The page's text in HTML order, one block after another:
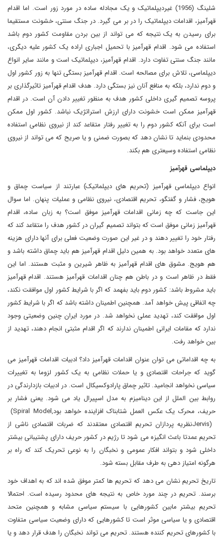
شلینگ (1956) غیردیپلماتیک و یک مجادله ساده در مورد زور است. اما اقدام
قهرآمیز، اقدامات دیپلماتیک را در بر می گیرد. در جنگ سنتی، خشونت مستقیما
برای رسیدن به یک نتیجه که می تواند از بین بردن مقاومت کشور دوم باشد
استفاده می شود. اقدام قهرآمیز با تحمیل اجباری اراده یک کشور علیه دیگری،
مانند جنگ سنتی تفاوت دارد. اقدام قهرآمیز، دیپلماتیک است و مانند سایر انواع
دیپلماسی، تلاش برای مصالحه است. اقدام قهرآمیز بستگی تنها به زور کشور اول
و دوم ندارد، بلکه به منافع آنان نیز بستگی دارد. هدف اقدام قهرآمیز تاثیرگذاری بر
پروسه تصمیم گیری داخلی کشور هدف به منظور تغییر دادن آن است. در اقدام
قهرآمیز ممکن است خشونت دارای ارزش استراتژیک نباشد. کشور اول ممکن
است برای آنکه کشور دوم را به تغییر رفتار متقاعد کند از نیروی نظامی استفاده
محدودی بنماید تا نشان دهد که بصورت ضمنی و یا صریح که می تواند از نیروی
نظامی استفاده وسیعتری هم بکند.
دیپلماسی قهرآمیز
انواع دیپلماسی قهرآمیز (تحریم های دیپلماتیک) عبارتند از سیاست چماق و
هویج، فشار و گفتگو، تحریم اقتصادی، نیروی نظامی و عملیات پنهان. اما سوال
این جاست که چه زمانی اقدامات قهرآمیز موفق است؟ به زبان ساده، اقدام
قهرآمیز زمانی موفق است که بتواند تصمیم گیران در کشور هدف را متقاعد کند که
رفتار خود را تغییر دهند و در غیر این صورت وضعیت فعلی برای آنها دارای هزینه
های متعدد خواهد بود. به همین دلیل اقدام قهرآمیز هم باید چماق داشته باشد و
هم هویج. مشوق های اقدام قهرآمیز به ظاهر شیرین و مثبت هستند. اما این
فقط در ظاهر است و در باطن هم چنان اقدامات قهرآمیز هستند. اقدام قهرآمیز
باید مشروط باشد: کشور دوم باید بفهمد که اگر با شرایط کشور اول موافقت نکند،
چه اتفاقی پیش خواهد آمد. همچنین اطمینان داشته باشد که اگر با شرایط کشور
اول موافقت کند، تهدید عملی نخواهد شد. در مورد ایران چنین وضعیتی وجود
ندارد که مقامات ایرانی اطمینان ندارند که اگر اقدام مثبتی انجام دهند، تهدید از
بین خواهد رفت.
به چه اقداماتی می توان عنوان اقدامات قهرآمیز داد؟ ادبیات اقدامات قهرآمیز می
گوید که جراحات اقتصادی و یا حملات نظامی به یک کشور لزوما به تغییرات
سیاسی نخواهد انجامید. تاثیر چماق پارادوکسیکال است. در ادبیات بازدارندگی در
روابط بین الملل از این دینامیزم به مدل اسپیرال یاد می شود. یعنی فشار بر
حریف، محرک یک عکس العمل شتابناک افزاینده خواهد بود(Spiral Model,
Jervis)نظریه پردازان تحریم اقتصادی معتقدند که ضربات اقتصادی ناشی از
تحریم عمدتا باعث انگیزه می شود تا رژیم در کشور حریف دارای پشتیبانی بیشتر
داخلی شود و بتواند افکار عمومی و نخبگان را به نوعی تحریک کند که راه بر
هرگونه امتیاز دهی به طرف مقابل بسته شود.
تاریخ تحریم نشان می دهد که تحریم ها کمتر موفق شده اند که به اهداف خود
برسند. تحریم در چند مورد خاص به نتیجه های محدود رسیده است. احتمالا
تحریم بیشتر مابین کشورهایی با سیستم سیاسی مشابه و همچنین متحد
اقتصادی و یا سیاسی موثر است تا کشورهایی که دارای وضعیت سیاسی متفاوت
با کشورهای تحریم کننده هستند. تحریم می تواند نخبگان را هدف قرار دهد و یا